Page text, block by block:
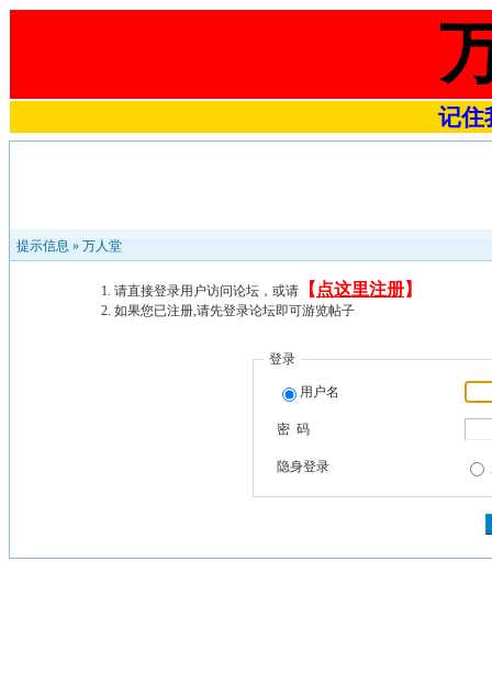
记住
提示信息 » 万人堂
请直接登录用户访问论坛，或请 【 点这里注册】
如果您已注册,请先登录论坛即可游览帖子
登录
用户名
密 码
隐身登录